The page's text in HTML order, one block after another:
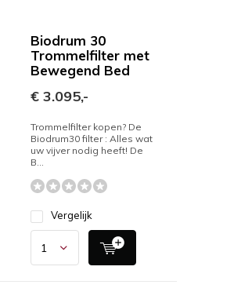
Biodrum 30
Trommelfilter met
Bewegend Bed
€ 3.095,-
Trommelfilter kopen? De
Biodrum30 filter : Alles wat
uw vijver nodig heeft! De
B...
Vergelijk